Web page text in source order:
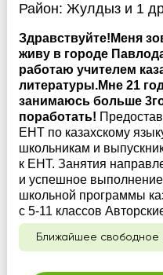
Район: Жулдызи 1
Здравствуйте!Меня
живу в городе
работаю учителем
литературы.Мне 21
занимаюсь больше
поработать!
ЕНТ по казахскому
школьникам и
к ЕНТ. Занятия
и успешное
школьной программы
с 5-11 классов
Ближайшее свободное